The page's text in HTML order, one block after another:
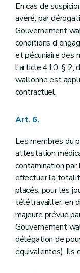
En cas de
avéré, par
Gouvernement
conditions
et pécuniaire des
l'article 410, § 2,
wallonne est
contractuel.
Art. 6.
Les membres du
attestation
contamination
effectuer la
placés, pour les
télétravailler, en
majeure prévue
Gouvernement
délégation de
équivalentes). Ils